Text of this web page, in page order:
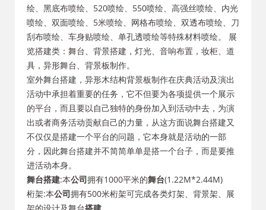
绘、黑底布喷绘、520喷绘、550喷绘、高强丝喷绘、内光
喷绘、双面喷绘、5米喷绘、网格布喷绘、双透布喷绘、刀
刮布喷绘、车身贴喷绘、单孔透喷绘等特殊材料喷绘。 展
览搭建类：舞台、背景搭建，灯光、音响布置，妆柜、道
具，异形舞台、背景板制作。
室外舞台搭建，异形木结构背景板制作在庆典活动及演出
活动中承担着重要的任务，它不但要为各项提供一个展示
的平台，而且要以自己独特的身份加入到活动中去，为演
出或者商务活动贡献自己的力量，从这方面说舞台搭建又
不仅仅是搭建一个平台的问题，它本身就是活动的一部
分，因此舞台搭建并不简简单单是搭一个台子，而是要推
进活动本身。
舞台搭建:本公司拥有1000平米的舞台(1.22M*2.44M)
桁架:本公司拥有500米桁架可完成各类灯架、背景架、展